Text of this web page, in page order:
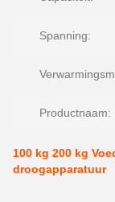
Spanning:
Productnaam:
100 kg 200 kg
droogapparatuur